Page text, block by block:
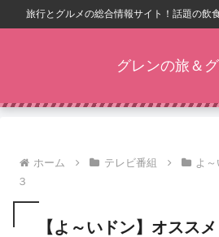
旅行とグルメの総合情報サイト！話題の飲
グレンの旅＆
ホーム テレビ番組 よ～
３
【よ～いドン】オスス